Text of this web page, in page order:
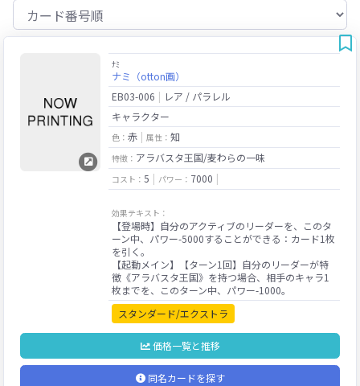
ﾅﾐ
ナミ（otton画）
EB03-006
レア / パラレル
キャラクター
色： 赤 属性： 知
特徴： アラバスタ王国/麦わらの一味
コスト： 5 パワー： 7000
効果テキスト：
【登場時】自分のアクティブのリーダーを、このタ
ーン中、パワー-5000することができる：カード1枚
を引く。
【起動メイン】【ターン1回】自分のリーダーが特
徴《アラバスタ王国》を持つ場合、相手のキャラ1
スタンダード/エクストラ
価格一覧と推移
同名カードを探す